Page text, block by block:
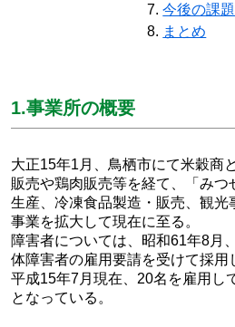
今後の課
まとめ
1.事業所の概要
大正15年1月、鳥栖市にて米穀商
販売や鶏肉販売等を経て、「み
生産、冷凍食品製造・販売、観光
事業を拡大して現在に至る。
障害者については、昭和61年8月
体障害者の雇用要請を受けて採用
平成15年7月現在、20名を雇用し
となっている。